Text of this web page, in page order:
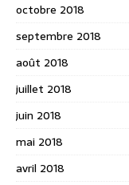
octobre 2018
septembre 2018
août 2018
juillet 2018
juin 2018
mai 2018
avril 2018